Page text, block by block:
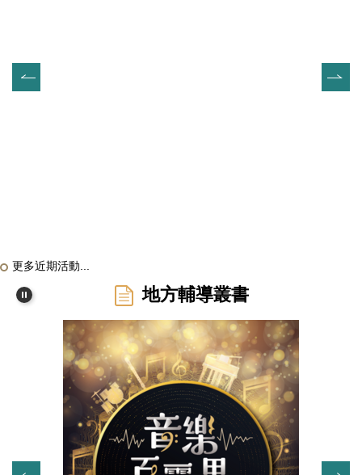
更多近期活動...
地方輔導叢書